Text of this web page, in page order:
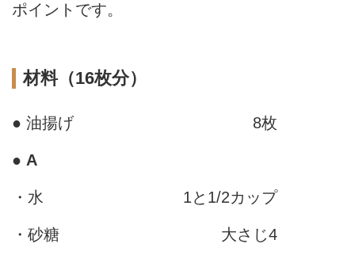
ポイントです。
材料（16枚分）
● 油揚げ 8枚
● A
・水 1と1/2カップ
・砂糖 大さじ4